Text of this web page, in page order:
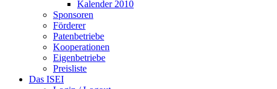
Kalender 2010
Sponsoren
Förderer
Patenbetriebe
Kooperationen
Eigenbetriebe
Preisliste
Das ISEI